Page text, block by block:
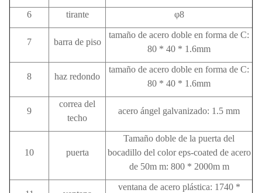
6 tirante φ8
7 barra de piso
tamaño de acero doble en forma de C:
80 * 40 * 1.6mm
8 haz redondo
tamaño de acero doble en forma de C:
80 * 40 * 1.6mm
9
correa del
techo
acero ángel galvanizado: 1.5 mm
10 puerta
Tamaño doble de la puerta del
bocadillo del color eps-coated de acero
de 50m m: 800 * 2000m m
ventana de acero plástica: 1740 *